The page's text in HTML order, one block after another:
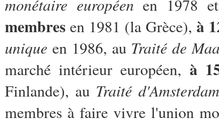
monétaire européen en 1978
membres en 1981 (la Grèce), à
unique en 1986, au Traité de
marché intérieur européen, à
Finlande), au Traité
membres à faire vivre l'union